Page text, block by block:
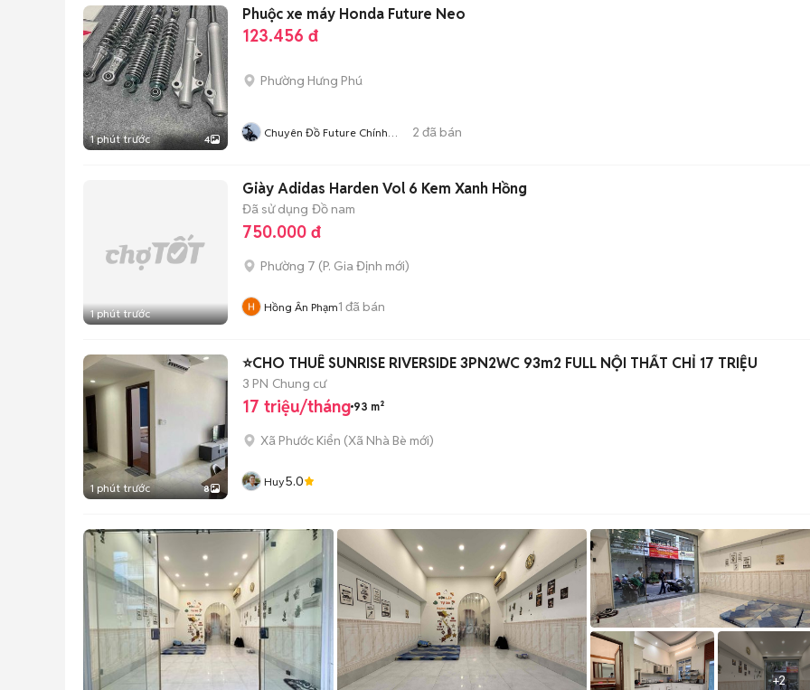
1 phút trước 4
Phuộc xe máy Honda Future Neo
123.456 đ
Phường Hưng Phú
Chuyên Đồ Future Chính
2 đã bán
1 phút trước
Giày Adidas Harden Vol 6 Kem Xanh Hồng
Đã sử dụng Đồ nam
750.000 đ
Phường 7 (P. Gia Định mới)
Hồng Ân Phạm1 đã bán
1 phút trước 8
⭐CHO THUÊ SUNRISE RIVERSIDE 3PN2WC 93m2 FULL NỘI THẤT CHỈ 17 TRIỆU
3 PN Chung cư
17 triệu/tháng 93 m²
Xã Phước Kiển (Xã Nhà Bè mới)
Huy5.0
+2